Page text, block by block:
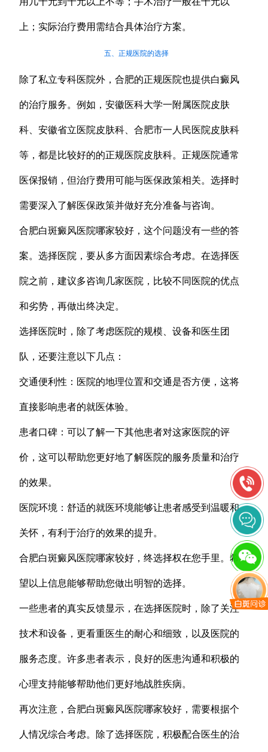
上；实际治疗费用需结合具体治疗方案。
五、正规医院的选择
除了私立专科医院外，合肥的正规医院也提供白癜风
的治疗服务。例如，安徽医科大学一附属医院皮肤
科、安徽省立医院皮肤科、合肥市一人民医院皮肤科
等，都是比较好的的正规医院皮肤科。正规医院通常
医保报销，但治疗费用可能与医保政策相关。选择时
需要深入了解医保政策并做好充分准备与咨询。
合肥白斑癜风医院哪家较好，这个问题没有一些的答
案。选择医院，要从多方面因素综合考虑。在选择医
院之前，建议多咨询几家医院，比较不同医院的优点
和劣势，再做出终决定。
选择医院时，除了考虑医院的规模、设备和医生团
队，还要注意以下几点：
交通便利性：医院的地理位置和交通是否方便，这将
直接影响患者的就医体验。
患者口碑：可以了解一下其他患者对这家医院的评
价，这可以帮助您更好地了解医院的服务质量和治疗
的效果。
医院环境：舒适的就医环境能够让患者感受到温暖和
关怀，有利于治疗的效果的提升。
合肥白斑癜风医院哪家较好，终选择权在您手里。希
望以上信息能够帮助您做出明智的选择。
一些患者的真实反馈显示，在选择医院时，除了关注
技术和设备，更看重医生的耐心和细致，以及医院的
服务态度。许多患者表示，良好的医患沟通和积极的
心理支持能够帮助他们更好地战胜疾病。
再次注意，合肥白斑癜风医院哪家较好，需要根据个
人情况综合考虑。除了选择医院，积极配合医生的治